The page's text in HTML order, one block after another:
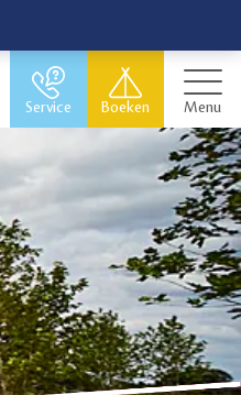
Service Boeken Menu